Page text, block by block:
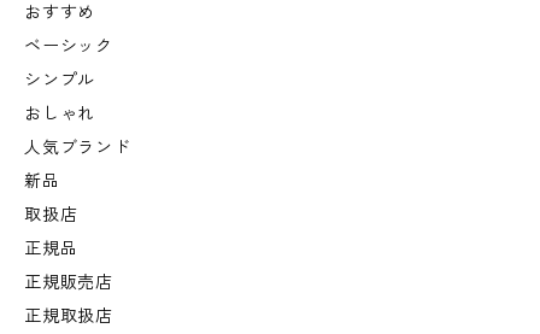
おすすめ
ベーシック
シンプル
おしゃれ
人気ブランド
新品
取扱店
正規品
正規販売店
正規取扱店